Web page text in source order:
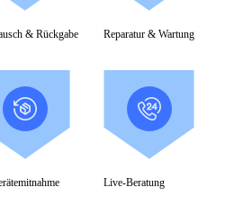
& Rückgabe Reparatur & Wartung
Live-Beratung